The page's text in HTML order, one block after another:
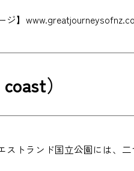
ジ】
）
トランド国立公園には、